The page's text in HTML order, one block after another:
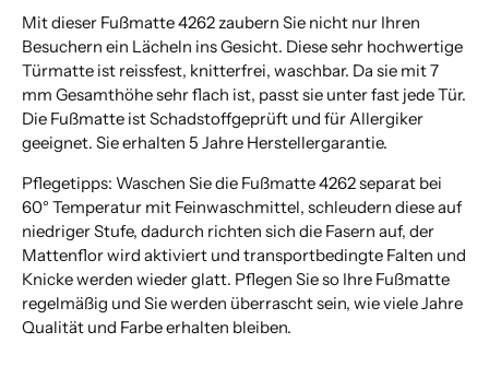
Mit dieser Fußmatte 4262 zaubern Sie nicht nur Ihren
Besuchern ein Lächeln ins Gesicht. Diese sehr hochwertige
Türmatte ist reissfest, knitterfrei, waschbar. Da sie mit 7
mm Gesamthöhe sehr flach ist, passt sie unter fast jede Tür.
Die Fußmatte ist Schadstoffgeprüft und für Allergiker
geeignet. Sie erhalten 5 Jahre Herstellergarantie.
Pflegetipps: Waschen Sie die Fußmatte 4262 separat bei
60° Temperatur mit Feinwaschmittel, schleudern diese auf
niedriger Stufe, dadurch richten sich die Fasern auf, der
Mattenflor wird aktiviert und transportbedingte Falten und
Knicke werden wieder glatt. Pflegen Sie so Ihre Fußmatte
regelmäßig und Sie werden überrascht sein, wie viele Jahre
Qualität und Farbe erhalten bleiben.